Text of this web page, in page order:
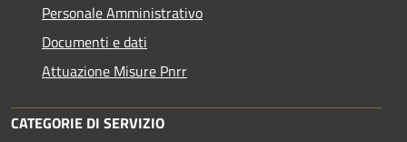
Personale Amministrativo
Documenti e dati
Attuazione Misure Pnrr
CATEGORIE DI SERVIZIO